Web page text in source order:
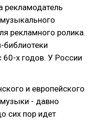
рекламодатель
рекламного ролика.
60-х годов. У России
и европейского
- давно
сих пор идет